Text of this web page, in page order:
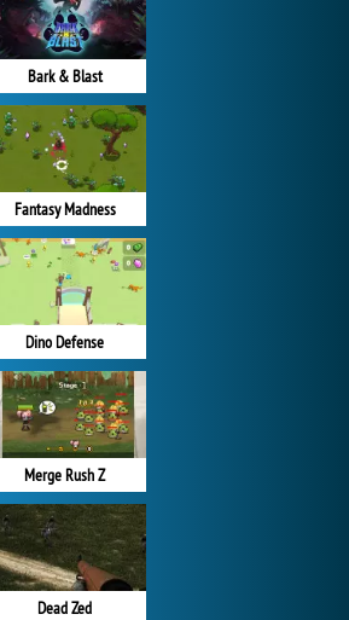
Bark & Blast
Fantasy Madness
Dino Defense
Merge Rush Z
Dead Zed